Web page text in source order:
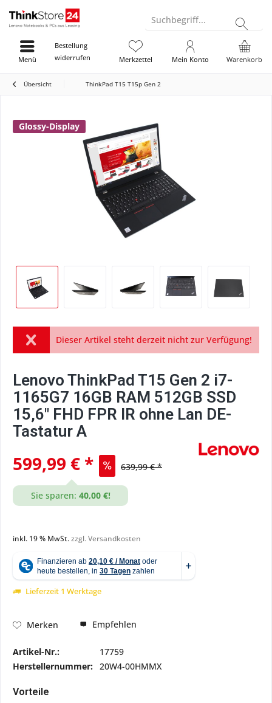
Suchbegriff...
Bestellung
widerrufen
Warenkorb
Merkzettel Mein Konto
Menü
Übersicht ThinkPad T15 T15p Gen 2
Glossy-Display
Dieser Artikel steht derzeit nicht zur Verfügung!
Lenovo ThinkPad T15 Gen 2 i7-
1165G7 16GB RAM 512GB SSD
15,6" FHD FPR IR ohne Lan DE-
Tastatur A
599,99 € * 639,99 € *
Sie sparen: 40,00 €!
inkl. 19 % MwSt.zzgl. Versandkosten
Lieferzeit 1 Werktage
Merken Empfehlen
Artikel-Nr.:
17759
Herstellernummer: 20W4-00HMMX
Vorteile